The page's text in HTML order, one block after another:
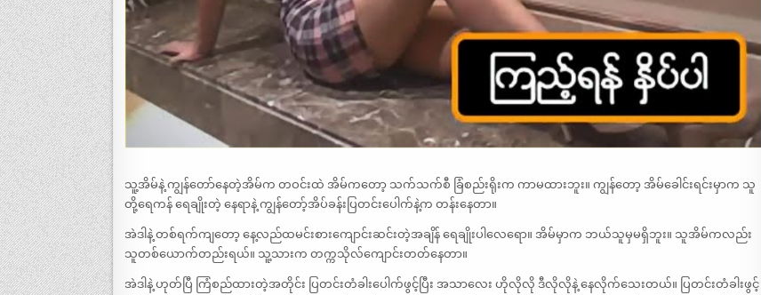
သူ့အိမ်နဲ့ ကျွန်တော်နေတဲ့အိမ်က တဝင်းထဲ အိမ်ကတော့ သက်သက်စီ ခြံစည်းရိုးက ကာမထားဘူး။ ကျွန်တော့ အိမ်ခေါင်းရင်းမှာက သူ
တို့ရေကန် ရေချိုးတဲ့ နေရာနဲ့ ကျွန်တော့်အိပ်ခန်းပြတင်းပေါက်နဲ့က တန်းနေတာ။
အဲဒါနဲ့ တစ်ရက်ကျတော့ နေ့လည်ထမင်းစားကျောင်းဆင်းတဲ့အချိန် ရေချိုးပါလေရော။ အိမ်မှာက ဘယ်သူမှမရှိဘူး။ သူအိမ်ကလည်း
သူတစ်ယောက်တည်းရယ်။ သူ့သားက တက္ကသိုလ်ကျောင်းတတ်နေတာ။
အဲဒါနဲ့ ဟုတ်ပြီ ကြံစည်ထားတဲ့အတိုင်း ပြတင်းတံခါးပေါက်ဖွင့်ပြီး အသာလေး ဟိုလိုလို ဒီလိုလိုနဲ့ နေလိုက်သေးတယ်။ ပြတင်းတံခါးဖွင့်